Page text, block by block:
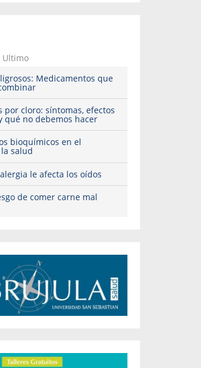
Ultimo
Medicamentos que
por cloro: síntomas, efectos
qué no debemos hacer
bioquímicos en el
salud
le afecta los oídos
de comer carne mal